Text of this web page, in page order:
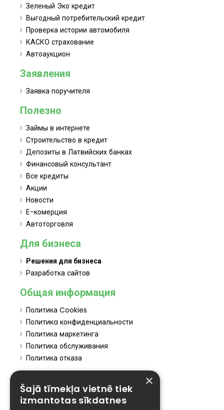
Зеленый Эко кредит
Выгодный потребительский кредит
Проверка истории автомобиля
КАСКО страхование
Автоаукцион
Заявления
Заявка поручителя
Полезно
Займы в интернете
Строительство в кредит
Депозиты в Латвийских банках
Финансовый консультант
Все кредиты
Акции
Новости
Е-комерция
Автоторговля
Для бизнеса
Решения для бизнеса
Разработка сайтов
Общая информация
Политика Cookies
Политикa конфиденциальности
Политика маркетинга
Политика обслуживания
Политика отказа
Affiliate
Карьера
×
Šajā tīmekļa vietnē tiek
izmantotas sīkdatnes